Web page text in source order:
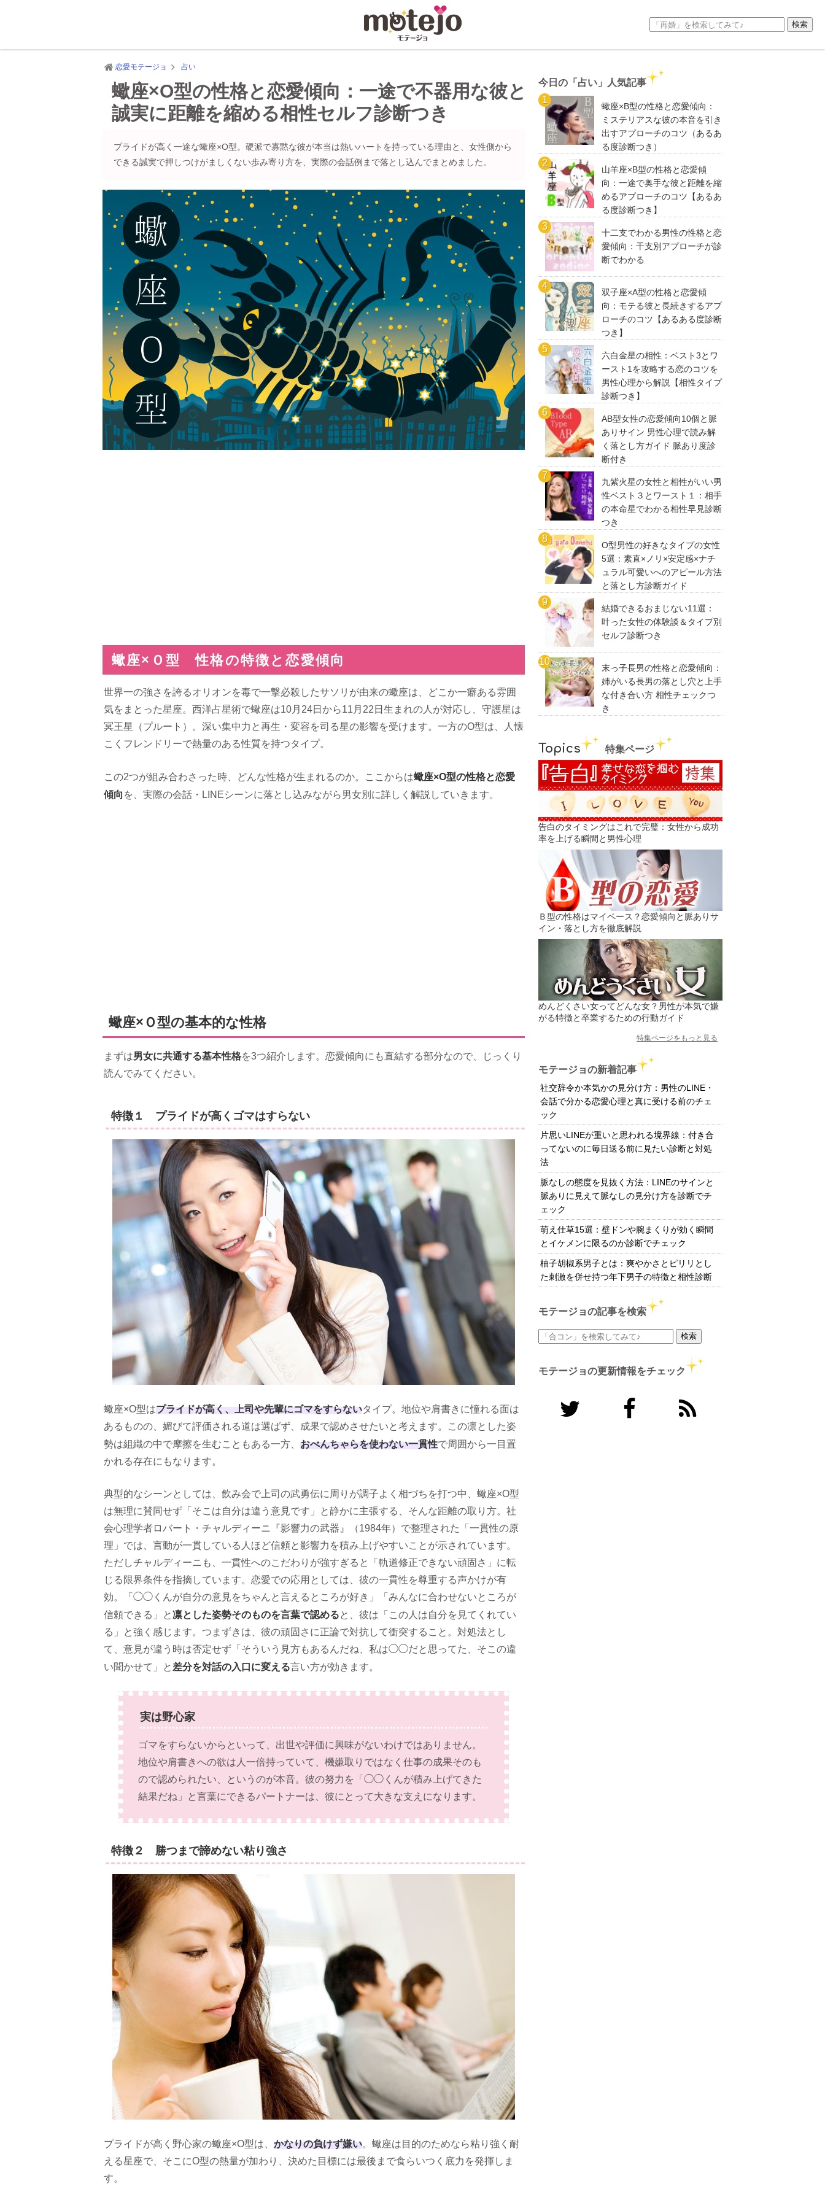
恋愛モテージョ 占い
蠍座×O型の性格と恋愛傾向：一途で不器用な彼と
誠実に距離を縮める相性セルフ診断つき
プライドが高く一途な蠍座×O型。硬派で寡黙な彼が本当は熱いハートを持っている理由と、女性側から
できる誠実で押しつけがましくない歩み寄り方を、実際の会話例まで落とし込んでまとめました。
蠍座×Ｏ型 性格の特徴と恋愛傾向
世界一の強さを誇るオリオンを毒で一撃必殺したサソリが由来の蠍座は、どこか一癖ある雰囲
気をまとった星座。西洋占星術で蠍座は10月24日から11月22日生まれの人が対応し、守護星は
冥王星（プルート）。深い集中力と再生・変容を司る星の影響を受けます。一方のO型は、人懐
こくフレンドリーで熱量のある性質を持つタイプ。
この2つが組み合わさった時、どんな性格が生まれるのか。ここからは蠍座×O型の性格と恋愛
傾向 を、実際の会話・LINEシーンに落とし込みながら男女別に詳しく解説していきます。
蠍座×Ｏ型の基本的な性格
まずは男女に共通する基本性格を3つ紹介します。恋愛傾向にも直結する部分なので、じっくり
読んでみてください。
特徴１ プライドが高くゴマはすらない
蠍座×O型はプライドが高く、上司や先輩にゴマをすらないタイプ。地位や肩書きに憧れる面は
あるものの、媚びて評価される道は選ばず、成果で認めさせたいと考えます。この凛とした姿
勢は組織の中で摩擦を生むこともある一方、 おべんちゃらを使わない一貫性で周囲から一目置
かれる存在にもなります。
典型的なシーンとしては、飲み会で上司の武勇伝に周りが調子よく相づちを打つ中、蠍座×O型
は無理に賛同せず「そこは自分は違う意見です」と静かに主張する、そんな距離の取り方。社
会心理学者ロバート・チャルディーニ『影響力の武器』（1984年）で整理された「一貫性の原
理」では、言動が一貫している人ほど信頼と影響力を積み上げやすいことが示されています。
ただしチャルディーニも、一貫性へのこだわりが強すぎると「軌道修正できない頑固さ」に転
じる限界条件を指摘しています。恋愛での応用としては、彼の一貫性を尊重する声かけが有
効。「◯◯くんが自分の意見をちゃんと言えるところが好き」「みんなに合わせないところが
信頼できる」と凛とした姿勢そのものを言葉で認めると、彼は「この人は自分を見てくれてい
る」と強く感じます。つまずきは、彼の頑固さに正論で対抗して衝突すること。対処法とし
て、意見が違う時は否定せず「そういう見方もあるんだね、私は◯◯だと思ってた、そこの違
い聞かせて」と 差分を対話の入口に変える言い方が効きます。
実は野心家
ゴマをすらないからといって、出世や評価に興味がないわけではありません。
地位や肩書きへの欲は人一倍持っていて、機嫌取りではなく仕事の成果そのも
ので認められたい、というのが本音。彼の努力を「◯◯くんが積み上げてきた
結果だね」と言葉にできるパートナーは、彼にとって大きな支えになります。
特徴２ 勝つまで諦めない粘り強さ
プライドが高く野心家の蠍座×O型は、 かなりの負けず嫌い。蠍座は目的のためなら粘り強く耐
える星座で、そこにO型の熱量が加わり、決めた目標には最後まで食らいつく底力を発揮しま
す。
今日の「占い」人気記事
蠍座×B型の性格と恋愛傾向：
ミステリアスな彼の本音を引き
出すアプローチのコツ（あるあ
る度診断つき）
山羊座×B型の性格と恋愛傾
向：一途で奥手な彼と距離を縮
めるアプローチのコツ【あるあ
る度診断つき】
十二支でわかる男性の性格と恋
愛傾向：干支別アプローチが診
断でわかる
双子座×A型の性格と恋愛傾
向：モテる彼と長続きするアプ
ローチのコツ【あるある度診断
つき】
六白金星の相性：ベスト3とワ
ースト1を攻略する恋のコツを
男性心理から解説【相性タイプ
診断つき】
AB型女性の恋愛傾向10個と脈
ありサイン 男性心理で読み解
く落とし方ガイド 脈あり度診
断付き
九紫火星の女性と相性がいい男
性ベスト３とワースト１：相手
の本命星でわかる相性早見診断
つき
O型男性の好きなタイプの女性
5選：素直×ノリ×安定感×ナチ
ュラル可愛いへのアピール方法
と落とし方診断ガイド
結婚できるおまじない11選：
叶った女性の体験談＆タイプ別
セルフ診断つき
末っ子長男の性格と恋愛傾向：
姉がいる長男の落とし穴と上手
な付き合い方 相性チェックつ
き
Topics 特集ページ
告白のタイミングはこれで完璧：女性から成功
率を上げる瞬間と男性心理
Ｂ型の性格はマイペース？恋愛傾向と脈ありサ
イン・落とし方を徹底解説
めんどくさい女ってどんな女？男性が本気で嫌
がる特徴と卒業するための行動ガイド
特集ページをもっと見る
モテージョの新着記事
社交辞令か本気かの見分け方：男性のLINE・
会話で分かる恋愛心理と真に受ける前のチェ
ック
片思いLINEが重いと思われる境界線：付き合
ってないのに毎日送る前に見たい診断と対処
法
脈なしの態度を見抜く方法：LINEのサインと
脈ありに見えて脈なしの見分け方を診断でチ
ェック
萌え仕草15選：壁ドンや腕まくりが効く瞬間
とイケメンに限るのか診断でチェック
柚子胡椒系男子とは：爽やかさとピリリとし
た刺激を併せ持つ年下男子の特徴と相性診断
モテージョの記事を検索
モテージョの更新情報をチェック